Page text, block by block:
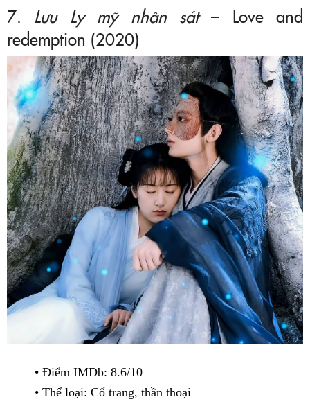
7. Lưu Ly mỹ nhân sát– Love and
redemption (2020)
• Điểm IMDb: 8.6/10
• Thể loại: Cổ trang, thần thoại